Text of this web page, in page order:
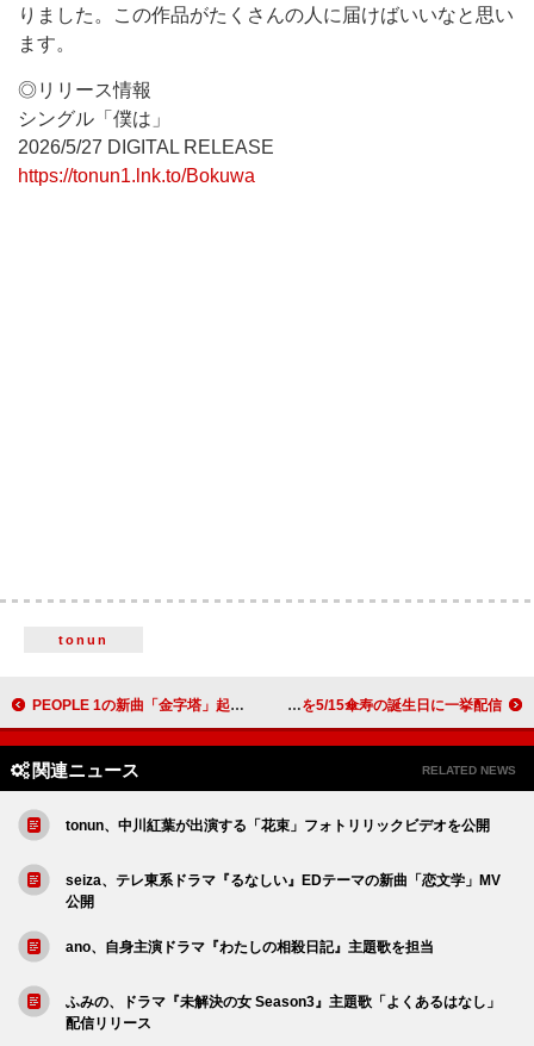
りました。この作品がたくさんの人に届けばいいなと思い
ます。
◎リリース情報
シングル「僕は」
2026/5/27 DIGITAL RELEASE
https://tonun1.lnk.to/Bokuwa
tonun
PEOPLE 1の新曲「金字塔」起用、ガンダムシリーズ新作映像『少年とガンダム』公開 美川憲一、154作品を5/15傘寿の誕生日に一挙配信
関連ニュース RELATED NEWS
tonun、中川紅葉が出演する「花束」フォトリリックビデオを公開
seiza、テレ東系ドラマ『るなしい』EDテーマの新曲「恋文学」MV
公開
ano、自身主演ドラマ『わたしの相殺日記』主題歌を担当
ふみの、ドラマ『未解決の女 Season3』主題歌「よくあるはなし」
配信リリース